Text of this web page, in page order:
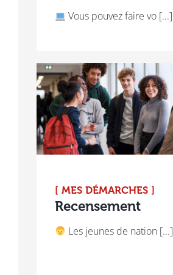
Vous pouvez faire vo [...]
[ MES DÉMARCHES ]
Recensement
Les jeunes de nation [...]